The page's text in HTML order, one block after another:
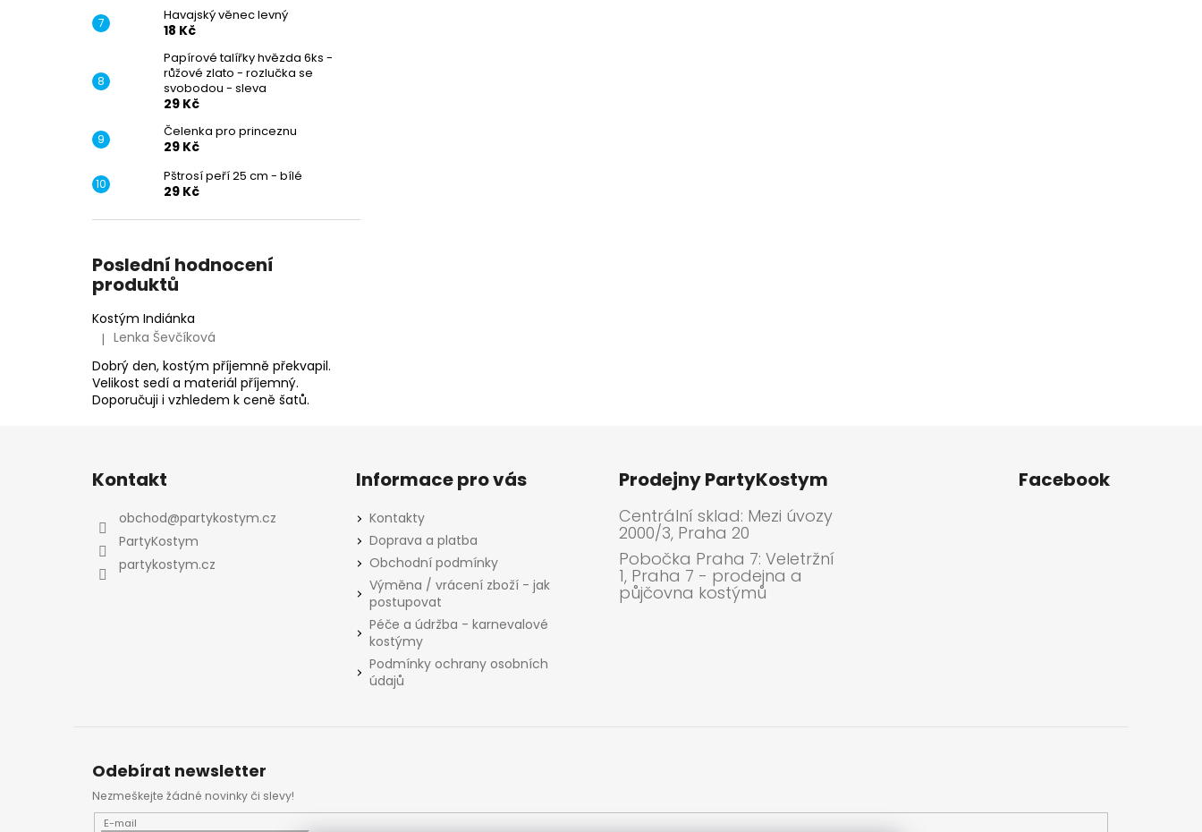
Havajský věnec levný
18 Kč
Papírové talířky hvězda 6ks -
růžové zlato - rozlučka se
svobodou - sleva
29 Kč
Čelenka pro princeznu
29 Kč
Pštrosí peří 25 cm - bílé
29 Kč
Poslední hodnocení
produktů
Kostým Indiánka
Hodnocení produktu je 5 z 5 hvězdiček.
| Lenka Ševčíková
Dobrý den, kostým příjemně překvapil.
Velikost sedí a materiál příjemný.
Doporučuji i vzhledem k ceně šatů.
Odebírat newsletter
Nezmeškejte žádné novinky či slevy!
E-mail
Kontakt
obchod@partykostym.cz
PartyKostym
partykostym.cz
Informace pro vás
Kontakty
Doprava a platba
Obchodní podmínky
Výměna / vrácení zboží - jak
postupovat
Péče a údržba - karnevalové
kostýmy
Podmínky ochrany osobních
údajů
Prodejny PartyKostym
Centrální sklad: Mezi úvozy
2000/3, Praha 20
Pobočka Praha 7: Veletržní
1, Praha 7 - prodejna a
půjčovna kostýmů
Facebook